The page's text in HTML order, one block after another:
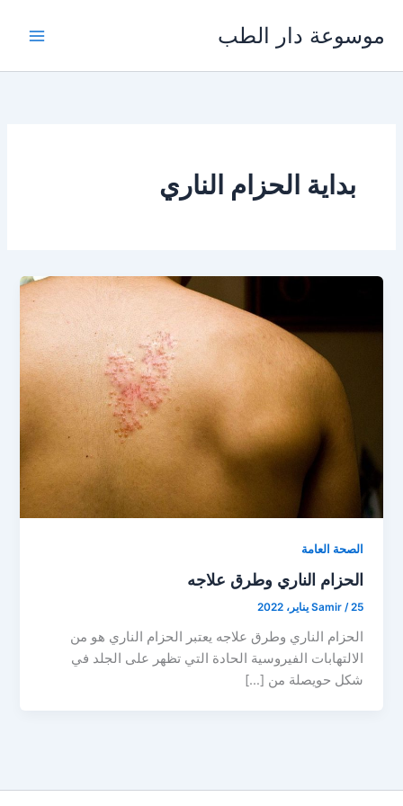
المحتوى
موسوعة دار الطب
بداية الحزام الناري
الصحة العامة
الحزام الناري وطرق علاجه
Samir /25 يناير، 2022
الحزام الناري وطرق علاجه يعتبر الحزام الناري هو من
الالتهابات الفيروسية الحادة التي تظهر على الجلد في
شكل حويصلة من […]